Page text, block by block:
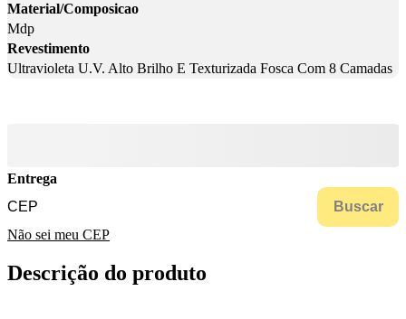
Material/Composicao
Mdp
Revestimento
Ultravioleta U.V. Alto Brilho E Texturizada Fosca Com 8 Camadas
Entrega
Buscar
Não sei meu CEP
Descrição do produto